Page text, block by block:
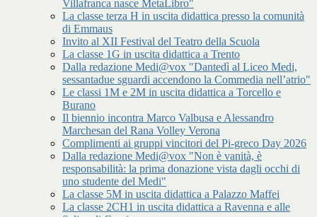
Villafranca nasce MetaLibro"
La classe terza H in uscita didattica presso la comunità
di Emmaus
Invito al XII Festival del Teatro della Scuola
La classe 1G in uscita didattica a Trento
Dalla redazione Medi@vox "Dantedì al Liceo Medi,
sessantadue sguardi accendono la Commedia nell’atrio"
Le classi 1M e 2M in uscita didattica a Torcello e
Burano
Il biennio incontra Marco Valbusa e Alessandro
Marchesan del Rana Volley Verona
Complimenti ai gruppi vincitori del Pi-greco Day 2026
Dalla redazione Medi@vox "Non è vanità, è
responsabilità: la prima donazione vista dagli occhi di
uno studente del Medi"
La classe 5M in uscita didattica a Palazzo Maffei
La classe 2CH1 in uscita didattica a Ravenna e alle